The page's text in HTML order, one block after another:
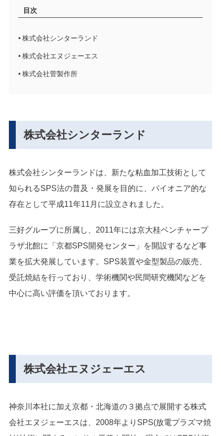
目次
株式会社シンターランド
株式会社エヌジェーエス
株式会社菅製作所
株式会社シンターランド
株式会社シンターランドは、新たな粘血加工技術として
知られるSPS法の普及・発展を目的に、パイオニア的な
存在として平成11年11月に設立されました。
三好グループに所属し、2011年には京大桂ベンチャープ
ラザ北館に「京都SPS開発センター」を開設するなど事
業を拡大発展しています。 SPS装置や金型製品の販売、
受託焼結を行っており、学術機関や民間研究機関などを
中心に高い評価を頂いております。
株式会社エヌジェーエス
神奈川本社に加え京都・北海道の３拠点で展開する株式
会社エヌジェーエスは、2008年よりSPS(放電プラズマ焼